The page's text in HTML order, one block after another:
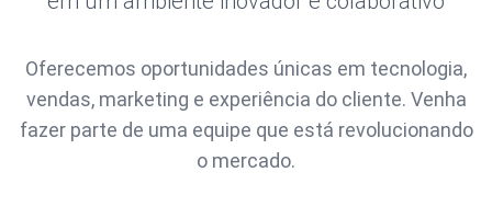
Oferecemos oportunidades únicas em tecnologia,
vendas, marketing e experiência do cliente. Venha
fazer parte de uma equipe que está revolucionando
o mercado.